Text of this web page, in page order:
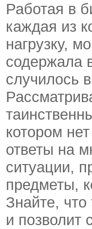
Работая в
каждая из
нагрузку,
содержала
случилось
котором
ответы на
ситуации,
предметы,
Знайте,
и позволит